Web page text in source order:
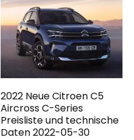
2022 Neue Citroen C5
Aircross C-Series
Preisliste und technische
Daten 2022-05-30